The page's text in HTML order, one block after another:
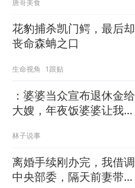
唐哥美食
花豹捕杀凯门鳄，最后却
丧命森蚺之口
生命视角 1跟贴
：婆婆当众宣布退休金给
大嫂，年夜饭婆婆让我结
林子说事
离婚手续刚办完，我借调
中央部委，隔天前妻带新